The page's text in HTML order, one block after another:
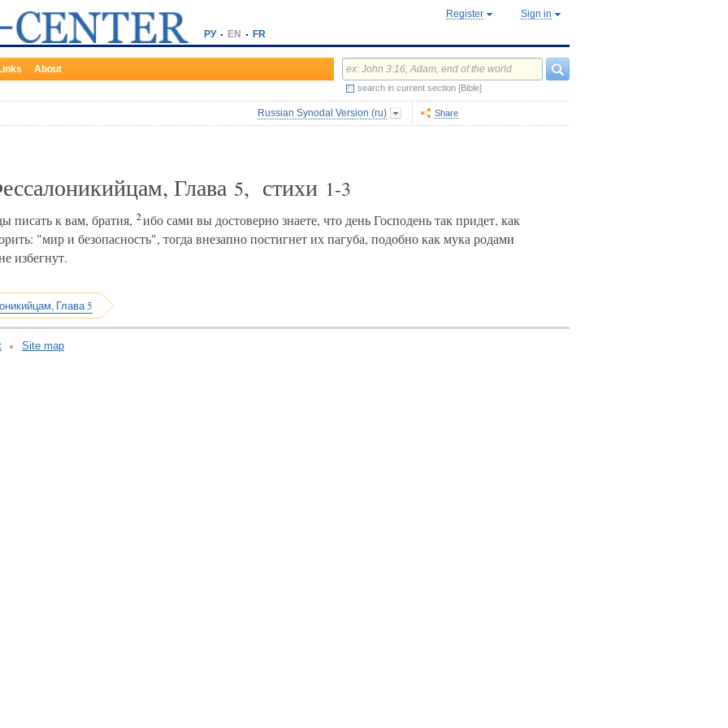
РУ EN FR
Register Sign in
About
search in current section [Bible]
Russian Synodal Version (ru) Share
Глава 5, стихи 1-3
писать к вам, братия, 2ибо сами вы достоверно знаете, что день Господень так придет, как
"мир и безопасность", тогда внезапно постигнет их пагуба, подобно как мука родами
избегнут.
Глава 5
Site map